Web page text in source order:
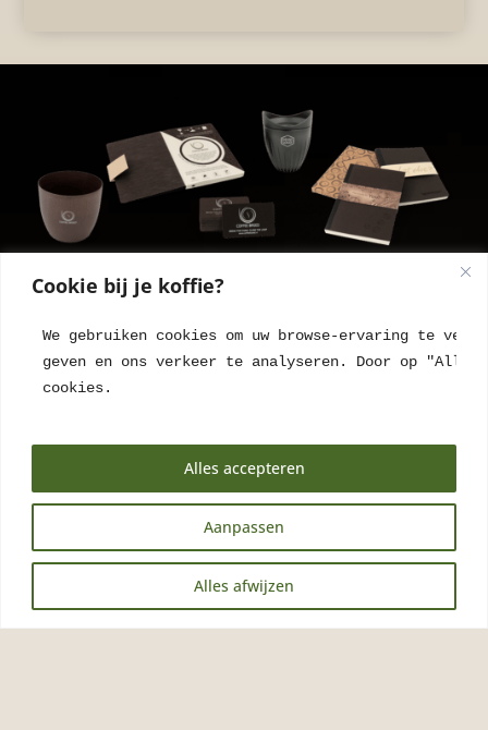
Cookie bij je koffie?
We gebruiken cookies om uw browse-ervaring te
geven en ons verkeer te analyseren. Door op
cookies.
Aanpassen
Alles afwijzen
Alles accepteren
Jouw logo op een Coffee Based
product
Indien dit product in grote aantallen wordt
met een logo om een passend relatiegeschenk
voor uw (zakelijke) partners te creëren.
NEEM CONTACT MET ONS OP EN